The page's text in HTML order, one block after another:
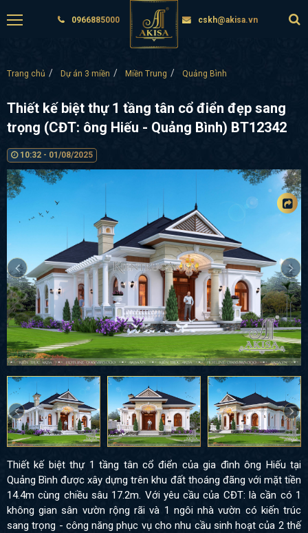
0966885000 cskh@akisa.vn
Trang chủ Dự án 3 miền Miền Trung Quảng Bình
Thiết kế biệt thự 1 tầng tân cổ điển đẹp sang
trọng (CĐT: ông Hiếu - Quảng Bình) BT12342
10:32 - 01/08/2025
Thiết kế biệt thự 1 tầng tân cổ điển của gia đình ông Hiếu tại
Quảng Bình được xây dựng trên khu đất thoáng đãng với mặt tiền
14.4m cùng chiều sâu 17.2m. Với yêu cầu của CĐT: là cần có 1
không gian sân vườn rộng rãi và 1 ngôi nhà vườn có kiến trúc
sang trọng - công năng phục vụ cho nhu cầu sinh hoạt của 2 thế